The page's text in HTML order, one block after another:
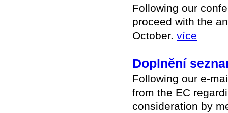
Following our
proceed with the
October. více
Doplnění
Following our e-
from the EC
consideration by